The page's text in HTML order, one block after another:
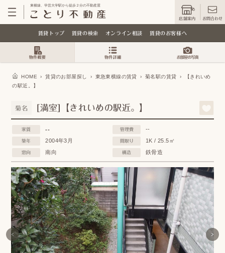
東横線、学芸大学駅から徒歩２分の不動産屋
店舗案内 お問合わせ
賃貸トップ 賃貸の検索 オンライン相談 賃貸のお客様へ
HOME › 賃貸のお部屋探し › 東急東横線の賃貸 › 菊名駅の賃貸 ›
【きれいめ
の駅近。】
菊名 [満室]【きれいめの駅近。】
家賃 -- 管理費 --
築年 2004年3月 間取り 1K / 25.5㎡
窓向 南向 構造 鉄骨造